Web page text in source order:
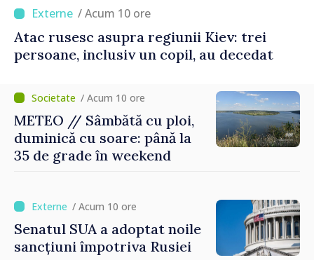
/ Acum 10 ore
Atac rusesc asupra regiunii Kiev: trei
persoane, inclusiv un copil, au decedat
/ Acum 10 ore
METEO // Sâmbătă cu ploi,
duminică cu soare: până la
35 de grade în weekend
/ Acum 10 ore
Senatul SUA a adoptat noile
sancțiuni împotriva Rusiei